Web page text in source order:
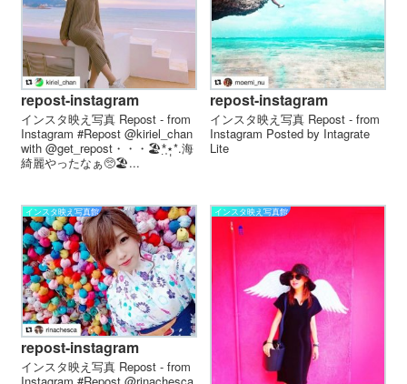
repost-instagram
インスタ映え写真 Repost - from
Instagram #Repost @kiriel_chan
with @get_repost・・・🏖*̣̩⋆̩*.海
綺麗やったなぁ🥺🏖...
repost-instagram
インスタ映え写真 Repost - from
Instagram Posted by Intagrate
Lite
インスタ映え写真館
repost-instagram
インスタ映え写真 Repost - from
インスタ映え写真館